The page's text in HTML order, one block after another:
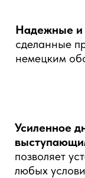
Надежные и
сделанные
немецким
Усиленное
позволяет
любых